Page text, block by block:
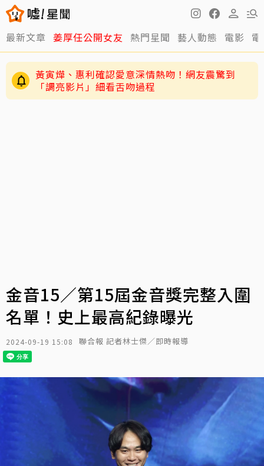
最新文章 姜厚任公開女友 熱門星聞 藝人動態 電影
黃寅燁、惠利確認愛意深情熱吻！網友震驚到
「調亮影片」細看舌吻過程
曲家瑞突發聲「我受夠了」！自曝討好型人格多
年 霸氣發聲：我也會生氣
金音15／第15屆金音獎完整入圍
名單！史上最高紀錄曝光
2024-09-19 15:08 聯合報 記者林士傑／即時報導